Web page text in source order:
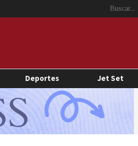
Deportes Jet Set